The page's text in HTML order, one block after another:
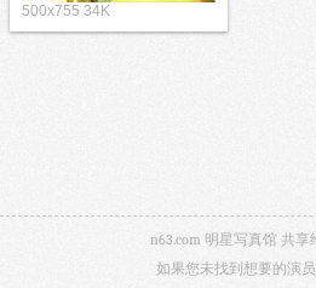
500x755 34K
n63.com 明星写真馆 共
如果您未找到想要的演